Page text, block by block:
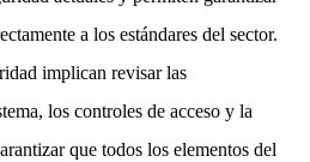
a los estándares del sector.
implican revisar las
los controles de acceso y la
que todos los elementos del